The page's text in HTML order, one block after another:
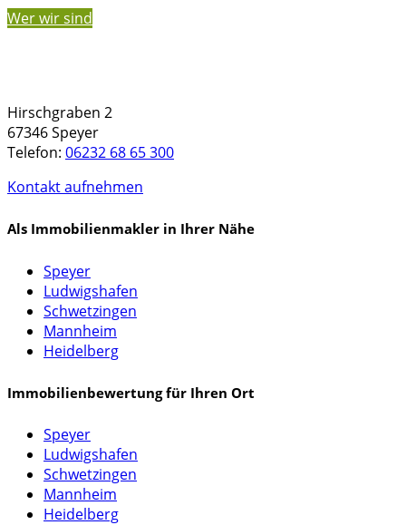
Wer wir sind
Hirschgraben 2
67346 Speyer
Telefon: 06232 68 65 300
Kontakt aufnehmen
Als Immobilienmakler in Ihrer Nähe
Speyer
Ludwigshafen
Schwetzingen
Mannheim
Heidelberg
Immobilienbewertung für Ihren Ort
Speyer
Ludwigshafen
Schwetzingen
Mannheim
Heidelberg